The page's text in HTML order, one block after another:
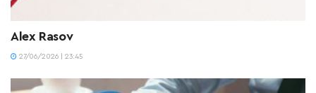
Alex Rasov
27/06/2026 | 23:45